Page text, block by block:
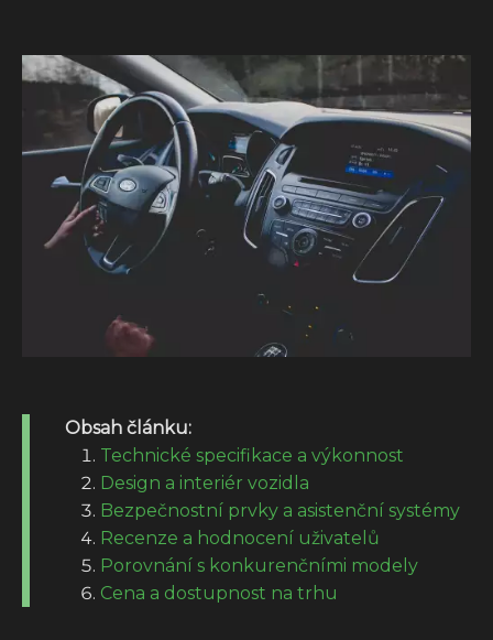
Obsah článku:
Technické specifikace a výkonnost
Design a interiér vozidla
Bezpečnostní prvky a asistenční systémy
Recenze a hodnocení uživatelů
Porovnání s konkurenčními modely
Cena a dostupnost na trhu